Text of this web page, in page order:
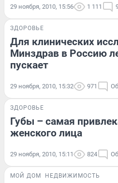
29 ноября, 2010, 15:56 1 111
ЗДОРОВЬЕ
Для клинических
Минздрав в Россию
пускает
29 ноября, 2010, 15:32 971
ЗДОРОВЬЕ
Губы – самая
женского лица
29 ноября, 2010, 15:11 824
МОЙ ДОМ НЕДВИЖИМОСТЬ